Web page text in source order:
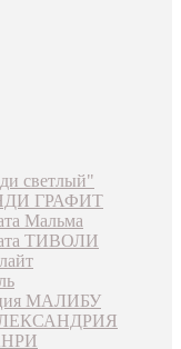
светлый"
ГРАФИТ
Мальма
ТИВОЛИ
МАЛИБУ